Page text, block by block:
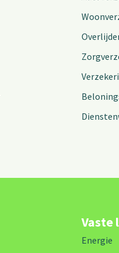
Vaste
Energie